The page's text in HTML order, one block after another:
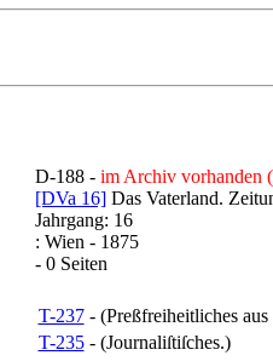
D-188 - im Archiv vorhanden
[DVa 16] Das Vaterland.
Jahrgang: 16
: Wien - 1875
- 0 Seiten
T-237- (Preßfreiheitliches aus
T-235- (Journaliſtiſches.)